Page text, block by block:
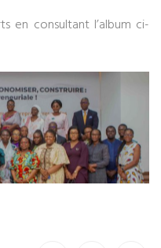
en consultant l’album ci-